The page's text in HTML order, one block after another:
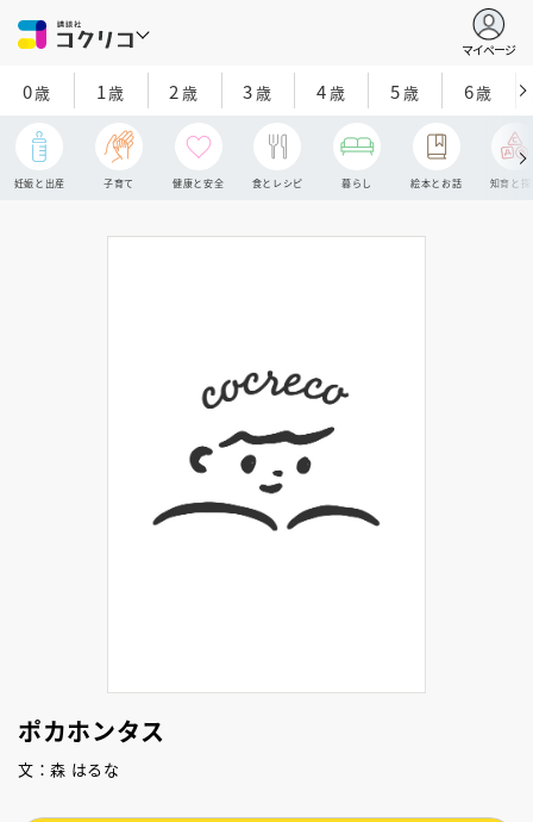
マイページ
0歳 1歳 2 歳 3歳 4歳 5歳 6歳
妊娠と出産 子育て 健康と安全 食とレシピ 暮らし 絵本とお話 知育と探
ポカホンタス
文：森 はるな